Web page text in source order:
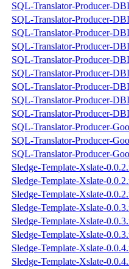
SQL-Translator-Producer-
SQL-Translator-Producer-
SQL-Translator-Producer-
SQL-Translator-Producer-
SQL-Translator-Producer-
SQL-Translator-Producer-
SQL-Translator-Producer-
SQL-Translator-Producer-
SQL-Translator-Producer-
SQL-Translator-Producer-
SQL-Translator-Producer-
SQL-Translator-Producer-
Sledge-Template-Xslate-
Sledge-Template-Xslate-
Sledge-Template-Xslate-
Sledge-Template-Xslate-
Sledge-Template-Xslate-
Sledge-Template-Xslate-
Sledge-Template-Xslate-
Sledge-Template-Xslate-